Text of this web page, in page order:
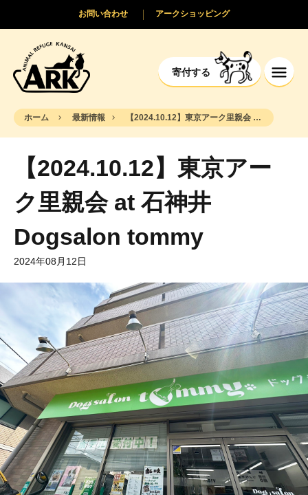
寄付する
アークショッピング
お問い合わせ
ホーム 最新情報 【2024.10.12】東京アーク里親会 at 石神井 Dogsalon tommy
【2024.10.12】東京アー
ク里親会 at 石神井
Dogsalon tommy
2024年08月12日